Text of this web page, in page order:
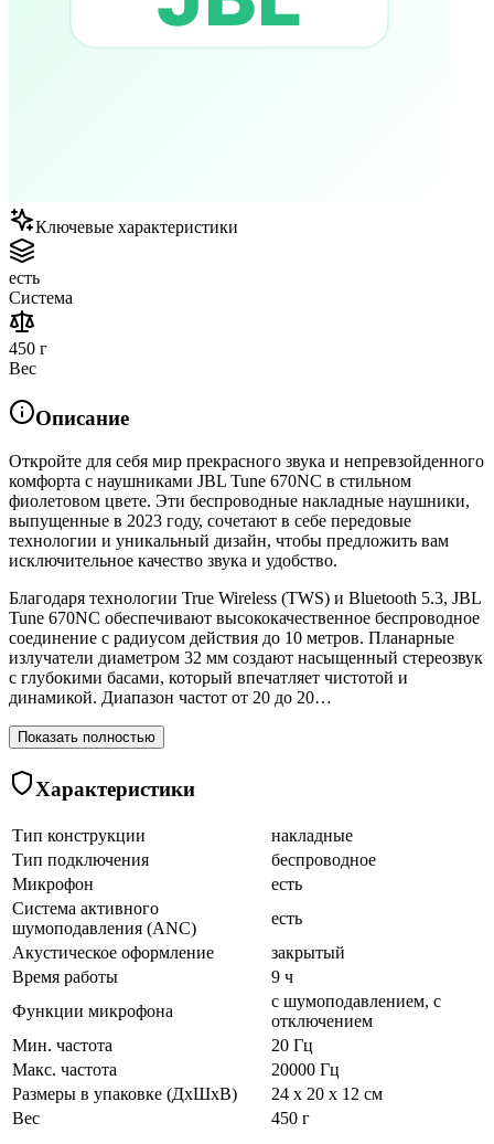
Ключевые характеристики
есть
Система
450 г
Вес
Описание
Откройте для себя мир прекрасного звука и непревзойденного
комфорта с наушниками JBL Tune 670NC в стильном
фиолетовом цвете. Эти беспроводные накладные наушники,
выпущенные в 2023 году, сочетают в себе передовые
технологии и уникальный дизайн, чтобы предложить вам
исключительное качество звука и удобство.
Благодаря технологии True Wireless (TWS) и Bluetooth 5.3, JBL
Tune 670NC обеспечивают высококачественное беспроводное
соединение с радиусом действия до 10 метров. Планарные
излучатели диаметром 32 мм создают насыщенный стереозвук
с глубокими басами, который впечатляет чистотой и
динамикой. Диапазон частот от 20 до 20…
Показать полностью
Характеристики
Тип конструкции
накладные
Тип подключения
беспроводное
Микрофон
есть
Система активного
шумоподавления (ANC)
есть
Акустическое оформление
закрытый
Время работы
9 ч
Функции микрофона
с шумоподавлением, с
отключением
Мин. частота
20 Гц
Макс. частота
20000 Гц
Размеры в упаковке (ДхШхВ)
24 x 20 x 12 см
Вес
450 г